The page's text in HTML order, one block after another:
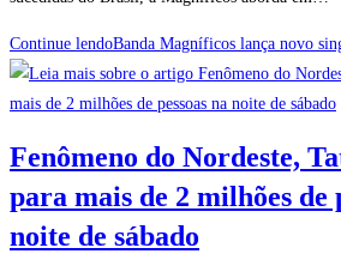
Continue lendoBanda Magníficos lança novo
Fenômeno do Nordeste,
para mais de 2 milhões de
noite de sábado